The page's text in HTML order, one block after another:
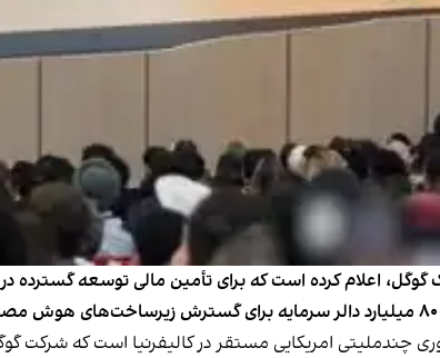
گوگل، اعلام کرده است که برای تأمین مالی توسعه
چندملیتی امریکایی مستقر در کالیفرنیا است که شرکت